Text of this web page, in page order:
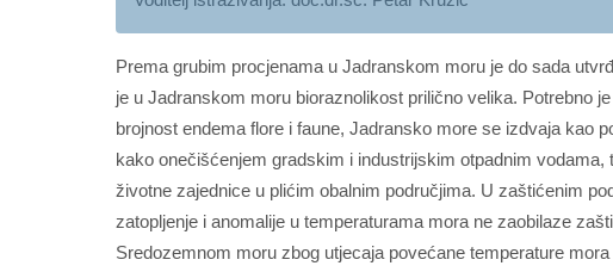
Prema grubim procjenama u Jadranskom moru je do sada
je u Jadranskom moru bioraznolikost prilično velika. Potrebno
brojnost endema flore i faune, Jadransko more se izdvaja kao
kako onečišćenjem gradskim i industrijskim otpadnim
životne zajednice u plićim obalnim područjima. U zaštićenim
zatopljenje i anomalije u temperaturama mora ne zaobilaze
Sredozemnom moru zbog utjecaja povećane temperature